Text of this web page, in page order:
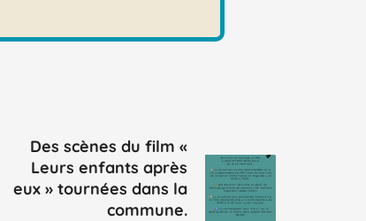
Des scènes du film «
Leurs enfants après
eux » tournées dans la
commune.